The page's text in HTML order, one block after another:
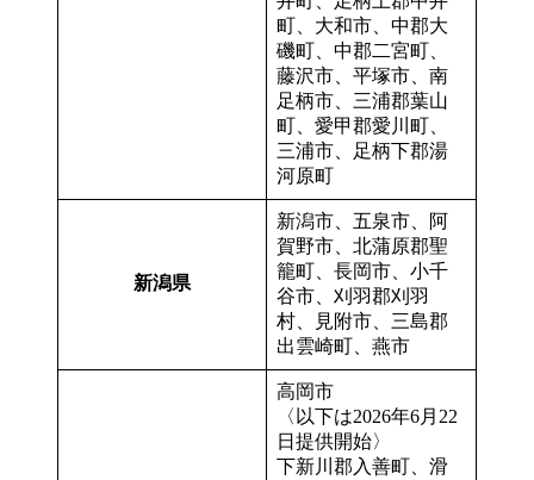
町、大和市、中郡大
磯町、中郡二宮町、
藤沢市、平塚市、南
足柄市、三浦郡葉山
町、愛甲郡愛川町、
三浦市、足柄下郡湯
河原町
新潟県
新潟市、五泉市、阿
賀野市、北蒲原郡聖
籠町、長岡市、小千
谷市、刈羽郡刈羽
村、見附市、三島郡
出雲崎町、燕市
高岡市
〈以下は2026年6月22
日提供開始〉
下新川郡入善町、滑